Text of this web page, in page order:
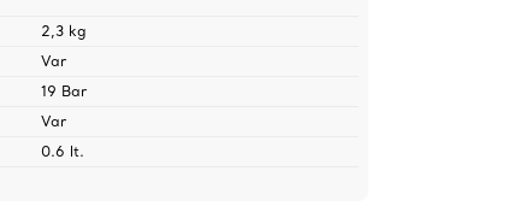
2,3 kg
Var
19 Bar
Var
0.6 lt.